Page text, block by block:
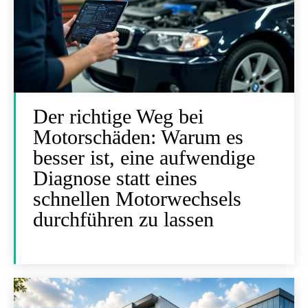
Der richtige Weg bei
Motorschäden: Warum es
besser ist, eine aufwendige
Diagnose statt eines
schnellen Motorwechsels
durchführen zu lassen